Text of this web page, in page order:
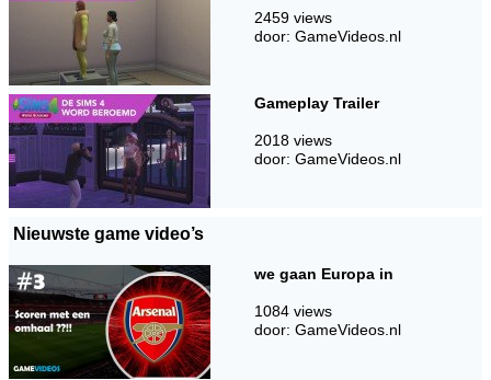
2459 views
door: GameVideos.nl
Gameplay Trailer
2018 views
door: GameVideos.nl
Nieuwste game video’s
we gaan Europa in
1084 views
door: GameVideos.nl